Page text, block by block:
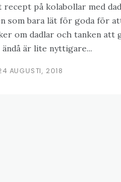
på kolabollar med
som bara lät för goda för
om dadlar och tanken att
är lite nyttigare...
AUGUSTI, 2018